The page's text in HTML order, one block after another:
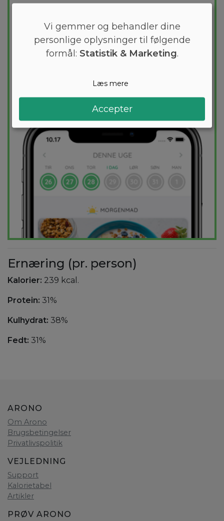
Skræddersyet kostplan
Vil du tabe et par kilo? Med Arono får du
den mest effektive guide til et vægttab. En
kostplan skræddersyes til dig og 1000+
Ernæring (pr. person)
Kalorier: 239 kcal.
Protein: 31%
Kulhydrat: 38%
Fedt: 31%
ARONO
Om Arono
Brugsbetingelser
Privatlivspolitik
VEJLEDNING
Support
Kalorietabel
Artikler
PRØV ARONO
Vi gemmer og behandler dine
personlige oplysninger til følgende
formål: Statistik & Marketing.
Læs mere
Accepter